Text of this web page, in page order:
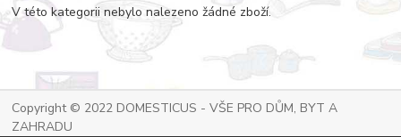
V této kategorii nebylo nalezeno žádné zboží.
Copyright © 2022 DOMESTICUS - VŠE PRO DŮM, BYT A
ZAHRADU